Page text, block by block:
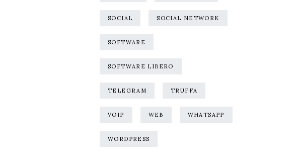
SOCIAL SOCIAL NETWORK
SOFTWARE
SOFTWARE LIBERO
TELEGRAM TRUFFA
VOIP WEB WHATSAPP
WORDPRESS